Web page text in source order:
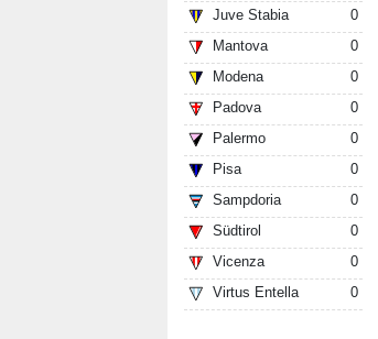
Juve Stabia
0
Mantova
0
Modena
0
Padova
0
Palermo
0
Pisa
0
Sampdoria
0
Südtirol
0
Vicenza
0
Virtus Entella
0